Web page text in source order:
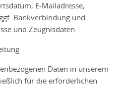
E-Mailadresse,
Bankverbindung und
und Zeugnisdaten.
Daten in unserem
für die erforderlichen